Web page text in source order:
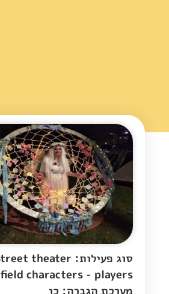
field characters - players
מערכת הגברה: כן